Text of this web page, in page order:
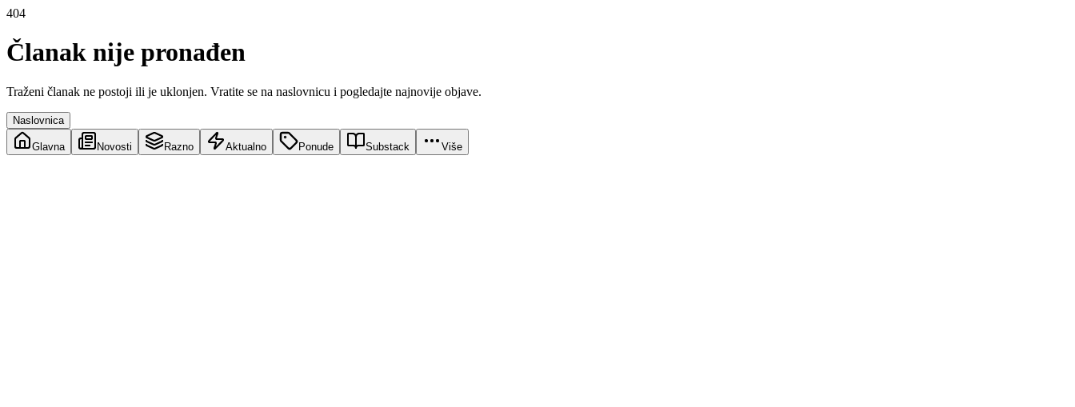
404
Članak nije pronađen
Traženi članak ne postoji ili je uklonjen. Vratite se na naslovnicu i pogledajte najnovije objave.
Naslovnica
Glavna Novosti Razno Aktualno Ponude Substack Više